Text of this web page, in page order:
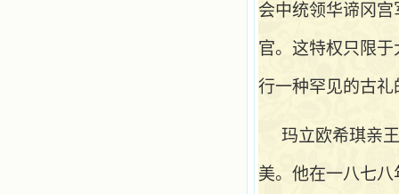
会中统领华谛冈
官。这特权只限
行一种罕见的古礼
玛立欧希琪亲
美。他在一八七